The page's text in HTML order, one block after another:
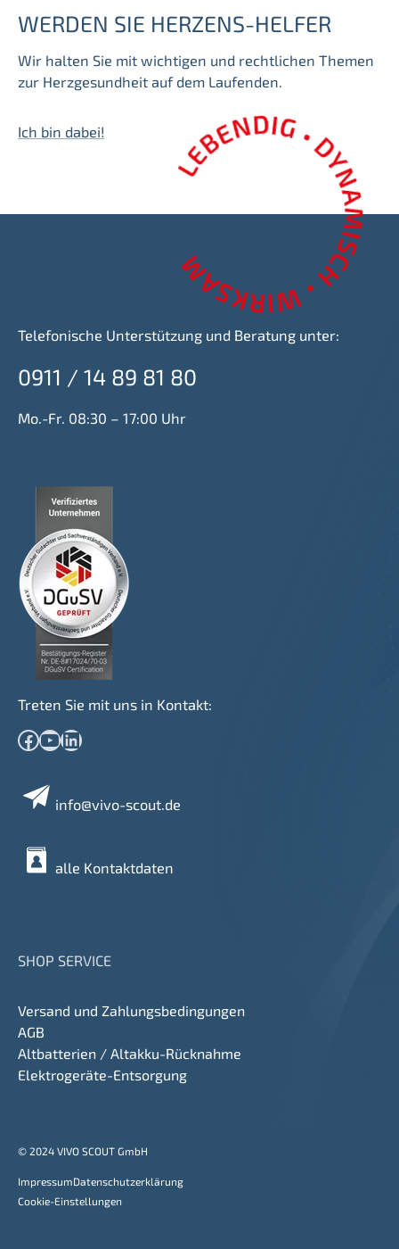
WERDEN SIE HERZENS-HELFER
Wir halten Sie mit wichtigen und rechtlichen Themen
zur Herzgesundheit auf dem Laufenden.
Ich bin dabei!
Telefonische Unterstützung und Beratung unter:
0911 / 14 89 81 80
Mo.-Fr. 08:30 – 17:00 Uhr
Treten Sie mit uns in Kontakt:
Facebook YouTube LinkedIn
info@vivo-scout.de
alle Kontaktdaten
SHOP SERVICE
Versand und Zahlungsbedingungen
AGB
Altbatterien / Altakku-Rücknahme
Elektrogeräte-Entsorgung
© 2024 VIVO SCOUT GmbH
ImpressumDatenschutzerklärung
Cookie-Einstellungen